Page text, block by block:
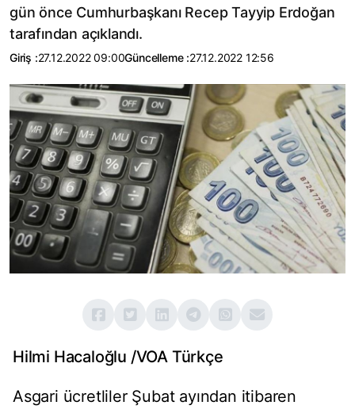
gün önce Cumhurbaşkanı Recep Tayyip Erdoğan
tarafından açıklandı.
Giriş :27.12.2022 09:00Güncelleme :27.12.2022 12:56
Hilmi Hacaloğlu /VOA Türkçe
Asgari ücretliler Şubat ayından itibaren